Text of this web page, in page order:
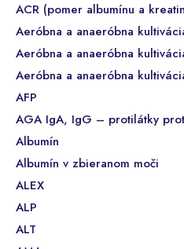
ACR (pomer albumínu a
Aeróbna a anaeróbna
Aeróbna a anaeróbna
Aeróbna a anaeróbna
AFP
AGA IgA, IgG – protilátky
Albumín
Albumín v zbieranom moči
ALEX
ALP
ALT